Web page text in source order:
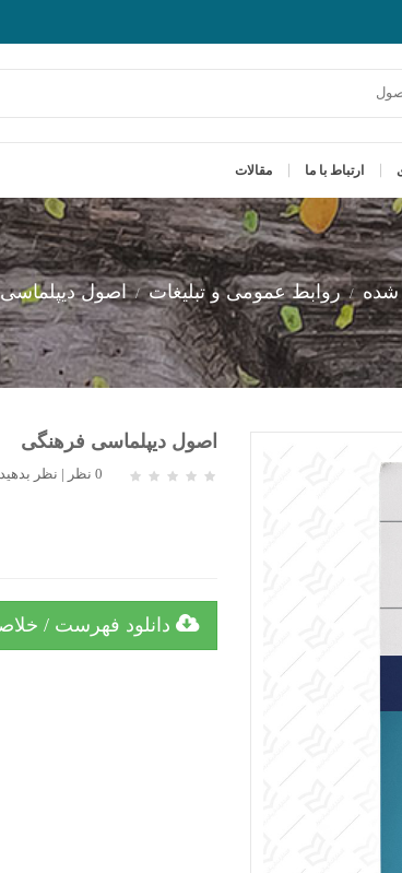
ارتباط با ما مقالات
شده روابط عمومی و تبلیغات اصول
اصول دیپلماسی فرهنگی
0 نظر | نظر بدهید
دانلود فهرست /